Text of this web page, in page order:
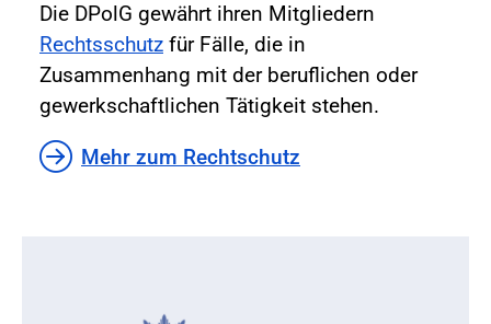
Die DPolG gewährt ihren Mitgliedern
Rechtsschutz für Fälle, die in
Zusammenhang mit der beruflichen oder
gewerkschaftlichen Tätigkeit stehen.
Mehr zum Rechtschutz